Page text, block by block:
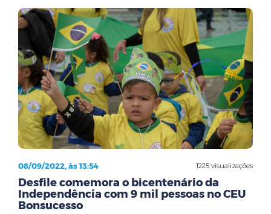
1225 visualizações
08/09/2022, às 13:54
Desfile comemora o bicentenário da
Independência com 9 mil pessoas no CEU
Bonsucesso